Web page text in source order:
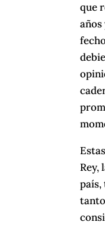
que
Rey,